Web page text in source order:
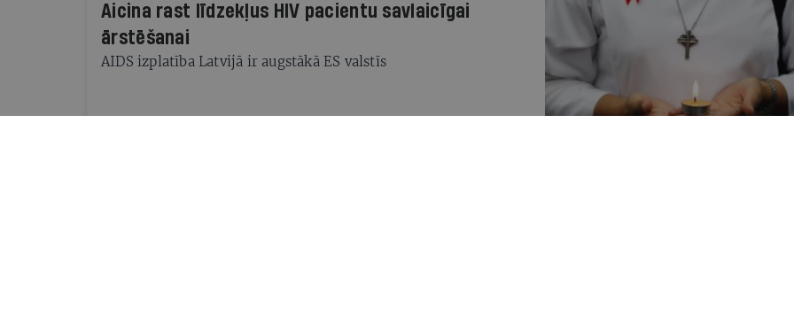
Aicina rast līdzekļus HIV pacientu savlaicīgai
ārstēšanai
AIDS izplatība Latvijā ir augstākā ES valstīs